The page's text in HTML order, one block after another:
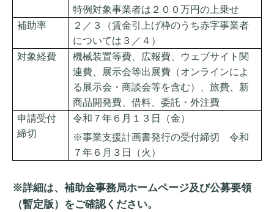
特例対象事業者は２００万円の上乗せ
補助率
２／３（賃金引上げ枠のうち赤字事業者
については３／４）
対象経費
機械装置等費、広報費、ウェブサイト関
連費、展示会等出展費（オンラインによ
る展示会・商談会等を含む）、旅費、新
商品開発費、借料、委託・外注費
申請受付
締切
令和７年６月１３日（金）
※事業支援計画書発行の受付締切 令和
７年６月３日（火）
※詳細は、補助金事務局ホームページ及び公募要領
（暫定版）をご確認ください。